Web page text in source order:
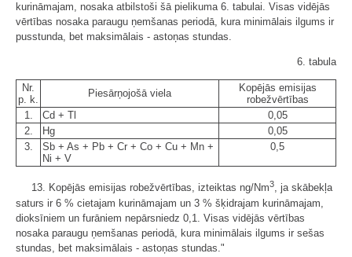
kurināmajam, nosaka atbilstoši šā pielikuma 6. tabulai. Visas vidējās
vērtības nosaka paraugu ņemšanas periodā, kura minimālais ilgums ir
pusstunda, bet maksimālais - astoņas stundas.
6. tabula
Nr.
p. k.
Piesārņojošā viela
Kopējās emisijas
robežvērtības
1.
Cd + Tl
0,05
2.
Hg
0,05
3.
Sb + As + Pb + Cr + Co + Cu + Mn +
Ni + V
0,5
13. Kopējās emisijas robežvērtības, izteiktas ng/Nm3, ja skābekļa
saturs ir 6 % cietajam kurināmajam un 3 % šķidrajam kurināmajam,
dioksīniem un furāniem nepārsniedz 0,1. Visas vidējās vērtības
nosaka paraugu ņemšanas periodā, kura minimālais ilgums ir sešas
stundas, bet maksimālais - astoņas stundas."